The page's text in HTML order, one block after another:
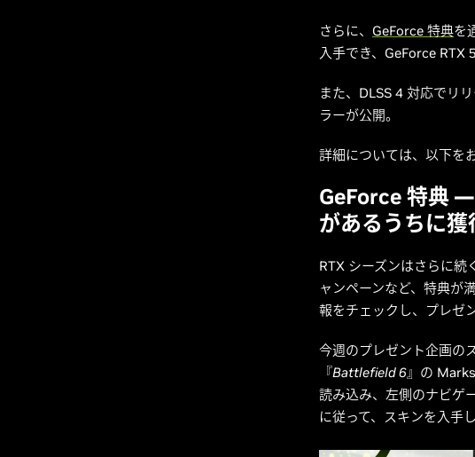
さらに、 GeForce 特典を
入手でき、GeForce RTX
また、DLSS 4 対応でリ
ラーが公開。
詳細については、以下を
GeForce 特典
があるうちに獲
RTX シーズンはさらに続
ャンペーンなど、特典が
報をチェックし、プレゼ
今週のプレゼント企画の
『Battlefield 6』の
読み込み、左側のナビゲ
に従って、スキンを入手